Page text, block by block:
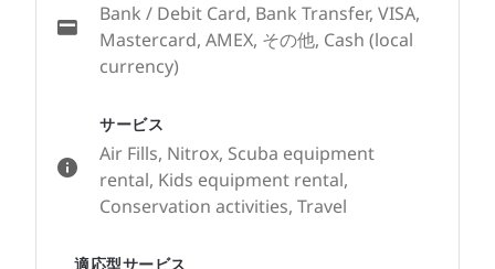
サービス
Air Fills, Nitrox, Scuba equipment
rental, Kids equipment rental,
Conservation activities, Travel
適応型サービス
Bank / Debit Card, Bank Transfer, VISA,
Mastercard, AMEX, その他, Cash (local
currency)